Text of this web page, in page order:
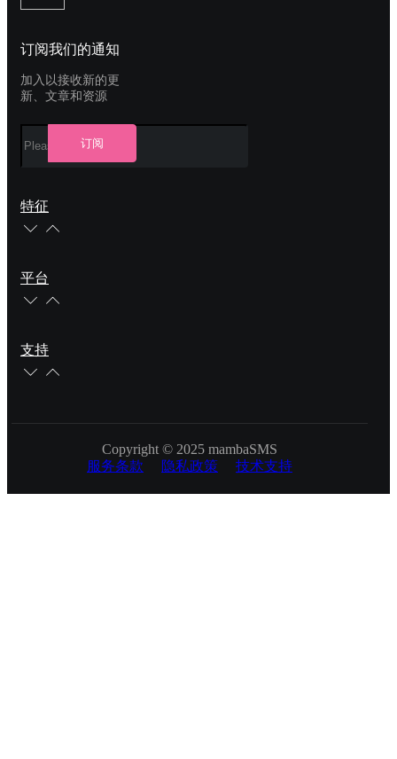
订阅我们的通知
加入以接收新的更
新、文章和资源
订阅
特征
平台
支持
Copyright © 2025 mambaSMS
服务条款
隐私政策 技术支持